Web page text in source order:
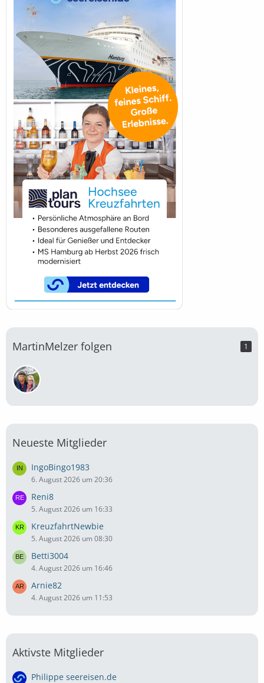
MartinMelzer folgen 1
Neueste Mitglieder
IngoBingo1983
6. August 2026 um 20:36
Reni8
5. August 2026 um 16:33
KreuzfahrtNewbie
5. August 2026 um 08:30
Betti3004
4. August 2026 um 16:46
Arnie82
4. August 2026 um 11:53
Aktivste Mitglieder
Philippe seereisen.de